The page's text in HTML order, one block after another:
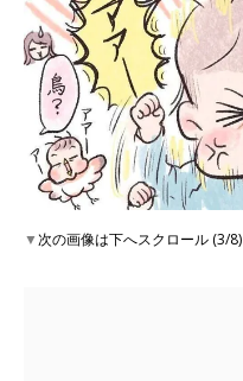
▼次の画像は下へスクロール (3/8)